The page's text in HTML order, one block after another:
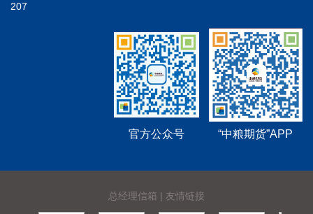
207
官方公众号 “中粮期货”APP
总经理信箱 | 友情链接